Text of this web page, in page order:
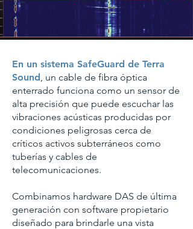
En un sistema SafeGuard de Terra
Sound, un cable de fibra óptica
enterrado funciona como un sensor de
alta precisión que puede escuchar las
vibraciones acústicas producidas por
condiciones peligrosas cerca de
críticos activos subterráneos como
tuberías y cables de
telecomunicaciones.
Combinamos hardware DAS de última
generación con software propietario
diseñado para brindarle una vista